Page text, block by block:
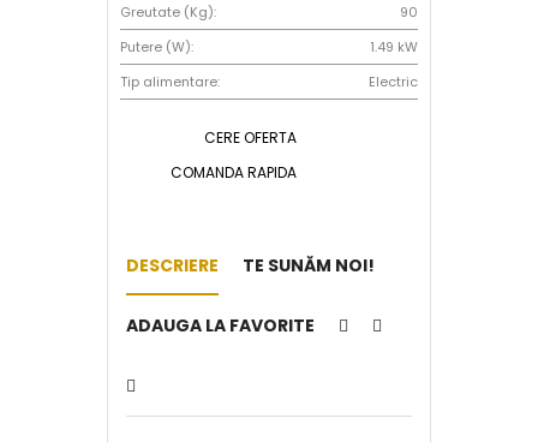
Greutate (Kg):
90
Putere (W):
1.49 kW
Tip alimentare:
Electric
CERE OFERTA
COMANDA RAPIDA
DESCRIERE TE SUNĂM NOI!
ADAUGA LA FAVORITE